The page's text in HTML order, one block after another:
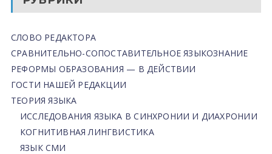
СЛОВО РЕДАКТОРА
СРАВНИТЕЛЬНО-СОПОСТАВИТЕЛЬНОЕ ЯЗЫКОЗНАНИЕ
РЕФОРМЫ ОБРАЗОВАНИЯ — В ДЕЙСТВИИ
ГОСТИ НАШЕЙ РЕДАКЦИИ
ТЕОРИЯ ЯЗЫКА
ИССЛЕДОВАНИЯ ЯЗЫКА В СИНХРОНИИ И ДИАХРОНИИ
КОГНИТИВНАЯ ЛИНГВИСТИКА
ЯЗЫК СМИ